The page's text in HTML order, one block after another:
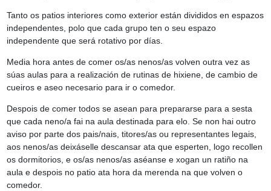
Tanto os patios interiores como exterior están divididos en espazos
independentes, polo que cada grupo ten o seu espazo
independente que será rotativo por días.
Media hora antes de comer os/as nenos/as volven outra vez as
súas aulas para a realización de rutinas de hixiene, de cambio de
cueiros e aseo necesario para ir o comedor.
Despois de comer todos se asean para prepararse para a sesta
que cada neno/a fai na aula destinada para elo. Se non hai outro
aviso por parte dos pais/nais, titores/as ou representantes legais,
aos nenos/as deixáselle descansar ata que esperten, logo recollen
os dormitorios, e os/as nenos/as aséanse e xogan un ratiño na
aula e despois no patio ata hora da merenda na que volven o
comedor.